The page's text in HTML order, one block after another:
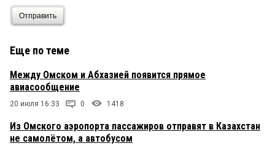
Отправить
Еще по теме
Между Омском и Абхазией появится прямое
авиасообщение
20 июля 16:33 0 1418
Из Омского аэропорта пассажиров отправят в Казахстан
не самолётом, а автобусом